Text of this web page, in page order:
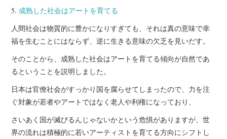
5. 成熟した社会はアートを育てる
人間社会は物質的に豊かになりすぎても、それは真の意味で幸
福を生むことにはならず、逆に生きる意味の欠乏を見いだす。
そのことから、成熟した社会はアートを育てる傾向が自然であ
るということを説明しました。
日本は官僚社会がすっかり国を腐らせてしまったので、力を注
ぐ対象が若者やアートではなく老人や利権になっており、
さいあく国が滅びるんじゃないかという危惧がありますが、世
界の流れは積極的に若いアーティストを育てる方向にシフトし